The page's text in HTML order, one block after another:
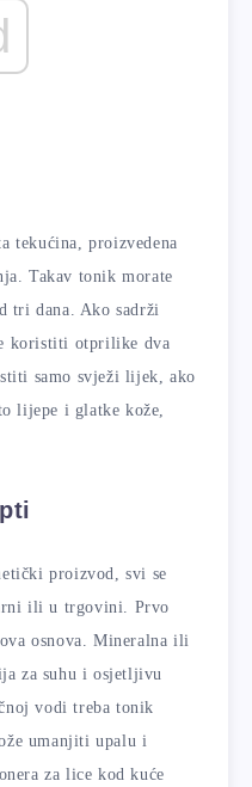
tekućina, proizvedena
Takav tonik morate
tri dana. Ako sadrži
koristiti otprilike dva
samo svježi lijek, ako
lijepe i glatke kože,
proizvod, svi se
ili u trgovini. Prvo
osnova. Mineralna ili
za suhu i osjetljivu
vodi treba tonik
umanjiti upalu i
za lice kod kuće